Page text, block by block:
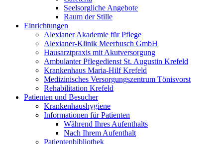
Seelsorgliche Angebote
Raum der Stille
Einrichtungen
Alexianer Akademie für Pflege
Alexianer-Klinik Meerbusch GmbH
Hausarztpraxis mit Akutversorgung
Ambulanter Pflegedienst St. Augustin Krefeld
Krankenhaus Maria-Hilf Krefeld
Medizinisches Versorgungszentrum Tönisvorst
Rehabilitation Krefeld
Patienten und Besucher
Krankenhaushygiene
Informationen für Patienten
Während Ihres Aufenthalts
Nach Ihrem Aufenthalt
Patientenbibliothek